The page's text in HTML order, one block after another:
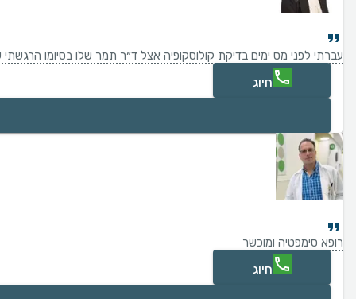
עברתי לפני מס ימים בדיקת קולוסקופיה אצל ד״ר תמר שלו בסיומו
חיוג
רופא סימפטיה ומוכשר
חיוג